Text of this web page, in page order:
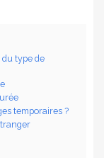
type de
temporaires ?